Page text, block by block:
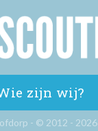
zijn wij?
- © 2012 - 2026